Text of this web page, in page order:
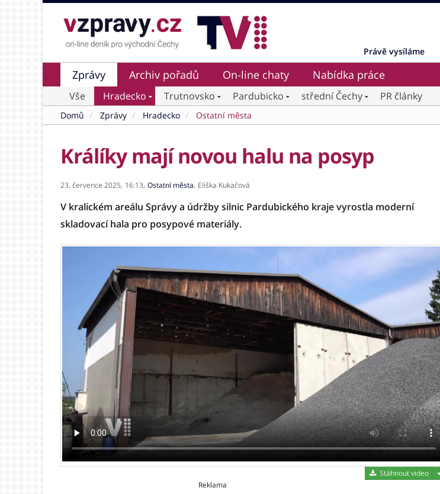
Právě vysíláme
Zprávy Archiv pořadů On-line chaty Nabídka práce
Vše Hradecko Trutnovsko Pardubicko střední Čechy PR články
Domů Zprávy Hradecko Ostatní města
Králíky mají novou halu na posyp
23. července 2025, 16:13, Ostatní města, Eliška Kukačová
V kralickém areálu Správy a údržby silnic Pardubického kraje vyrostla moderní
skladovací hala pro posypové materiály.
Stáhnout video
Reklama